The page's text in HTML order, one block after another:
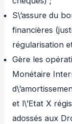
S\’assure du
financières
régularisation
Gère les
Monétaire
et l\’Etat X
adossés aux